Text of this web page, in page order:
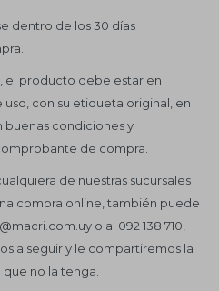
dentro de los 30 días
el producto debe estar en
con su etiqueta original, en
buenas condiciones y
de compra.
de nuestras sucursales
compra online, también puede
o al 092 138 710,
a seguir y le compartiremos la
no la tenga.